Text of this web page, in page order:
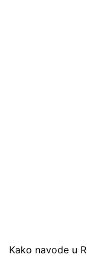
Kako navode u